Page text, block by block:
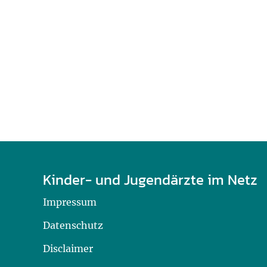
Kinder- und Jugendärzte im Netz
Impressum
Datenschutz
Disclaimer